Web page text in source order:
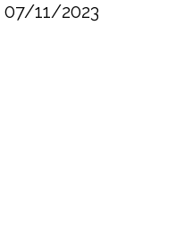
07/11/2023